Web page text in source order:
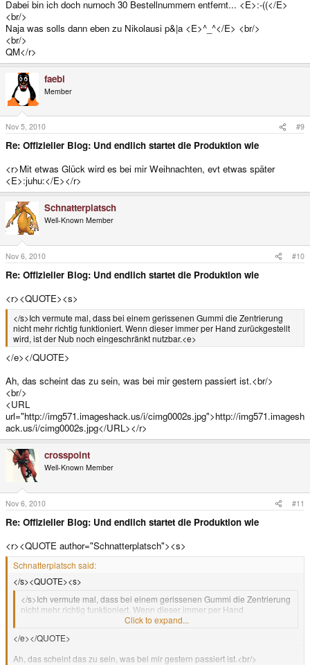
Dabei bin ich doch nurnoch 30 Bestellnummern entfernt... <E>:-((</E>
<br/>
Naja was solls dann eben zu Nikolausi p&|a <E>^_^</E> <br/>
<br/>
QM</r>
faebi
Member
Nov 5, 2010 #9
Re: Offizieller Blog: Und endlich startet die Produktion wie
<r>Mit etwas Glück wird es bei mir Weihnachten, evt etwas später
<E>:juhu:</E></r>
Schnatterplatsch
Well-Known Member
Nov 6, 2010 #10
Re: Offizieller Blog: Und endlich startet die Produktion wie
<r><QUOTE><s>
</s>Ich vermute mal, dass bei einem gerissenen Gummi die Zentrierung
nicht mehr richtig funktioniert. Wenn dieser immer per Hand zurückgestellt
wird, ist der Nub noch eingeschränkt nutzbar.<e>
</e></QUOTE>
Ah, das scheint das zu sein, was bei mir gestern passiert ist.<br/>
<br/>
<URL
url="http://img571.imageshack.us/i/cimg0002s.jpg">http://img571.imagesh
ack.us/i/cimg0002s.jpg</URL></r>
crosspoint
Well-Known Member
Nov 6, 2010 #11
Re: Offizieller Blog: Und endlich startet die Produktion wie
<r><QUOTE author="Schnatterplatsch"><s>
Schnatterplatsch said:
</s><QUOTE><s>
</s>Ich vermute mal, dass bei einem gerissenen Gummi die Zentrierung
nicht mehr richtig funktioniert. Wenn dieser immer per Hand
zurückgestellt wird, ist der Nub noch eingeschränkt nutzbar.<e>
Click to expand...
</e></QUOTE>
Ah, das scheint das zu sein, was bei mir gestern passiert ist.<br/>